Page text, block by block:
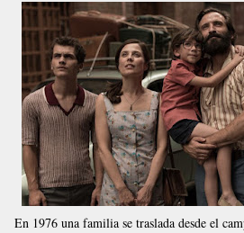
En 1976 una familia se traslada desde el